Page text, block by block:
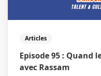
Articles
Episode 95 : Quand
avec Rassam